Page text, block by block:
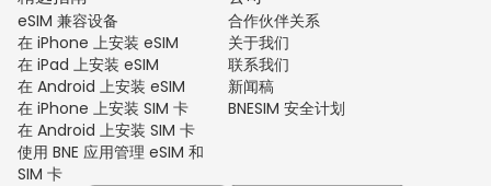
eSIM 兼容设备
在 iPhone 上安装 eSIM
在 iPad 上安装 eSIM
在 Android 上安装 eSIM
在 iPhone 上安装 SIM 卡
在 Android 上安装 SIM 卡
使用 BNE 应用管理 eSIM 和
SIM 卡
合作伙伴关系
关于我们
联系我们
新闻稿
BNESIM 安全计划